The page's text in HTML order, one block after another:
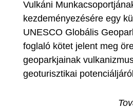
Vulkáni
kezdeményezésére egy
UNESCO Globális
foglaló kötet jelent meg
geoparkjainak
geoturisztikai